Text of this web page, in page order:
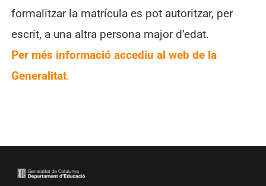
formalitzar la matrícula es pot autoritzar, per
escrit, a una altra persona major d’edat.
Per més informació accediu al web de la
Generalitat.